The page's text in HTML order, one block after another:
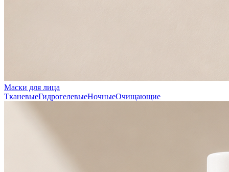
Маски для лица
ТканевыеГидрогелевыеНочныеОчищающие